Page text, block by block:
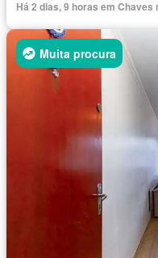
Há 2 dias, 9 horas em Chaves
Muita procura